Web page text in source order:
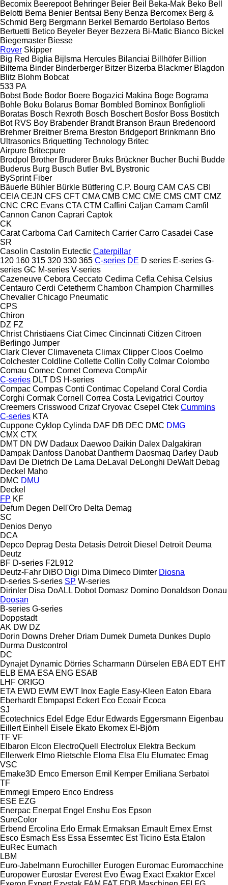
Becomix Beerepoot Behringer Beier Beil Beka-Mak Beko Bell
Belotti Bema Benier Bentsai Beny Benza Bercomex Berg &
Schmid Berg Bergmann Berkel Bernardo Bertolaso Bertos
Bertuetti Betico Beyeler Beyer Bezzera Bi-Matic Bianco Bickel
Biegemaster Biesse
Rover Skipper
Big Red Biglia Bijlsma Hercules Bilanciai Billhöfer Billion
Biltema Binder Binderberger Bitzer Bizerba Blackmer Blagdon
Blitz Blohm Bobcat
533 PA
Bobst Bode Bodor Boere Bogazici Makina Boge Bograma
Bohle Boku Bolarus Bomar Bombled Bominox Bonfiglioli
Boratas Bosch Rexroth Bosch Boschert Bosfor Boss Bostitch
Bot RVS Boy Brabender Brandt Branson Braun Bredenoord
Brehmer Breitner Brema Breston Bridgeport Brinkmann Brio
Ultrasonics Briquetting Technology Britec
Airpure Britecpure
Brodpol Brother Bruderer Bruks Brückner Bucher Buchi Budde
Buderus Burg Busch Butler BvL Bystronic
BySprint Fiber
Bäuerle Bühler Bürkle Bütfering C.P. Bourg CAM CAS CBI
CEIA CEJN CFS CFT CMA CMB CMC CME CMS CMT CMZ
CNC CRC Evans CTA CTM Caffini Caljan Camam Camfil
Cannon Canon Caprari Captok
CK
Carat Carboma Carl Carnitech Carrier Carro Casadei Case
SR
Casolin Castolin Eutectic Caterpillar
120 160 315 320 330 365 C-series DE D series E-series G-
series GC M-series V-series
Cazeneuve Cebora Ceccato Cedima Cefla Cehisa Celsius
Centauro Cerdi Cetetherm Chambon Champion Charmilles
Chevalier Chicago Pneumatic
CPS
Chiron
DZ FZ
Christ Christiaens Ciat Cimec Cincinnati Citizen Citroen
Berlingo Jumper
Clark Clever Climaveneta Climax Clipper Cloos Coelmo
Colchester Coldline Collette Collin Colly Colmar Colombo
Comau Comec Comet Comeva CompAir
C-series DLT DS H-series
Compac Compas Conti Contimac Copeland Coral Cordia
Corghi Cormak Cornell Correa Costa Levigatrici Courtoy
Creemers Crisswood Crizaf Cryovac Csepel Ctek Cummins
C-series KTA
Cuppone Cyklop Cylinda DAF DB DEC DMC DMG
CMX CTX
DMT DN DW Dadaux Daewoo Daikin Dalex Dalgakiran
Dampak Danfoss Danobat Dantherm Daosmaq Darley Daub
Davi De Dietrich De Lama DeLaval DeLonghi DeWalt Debag
Deckel Maho
DMC DMU
Deckel
FP KF
Defum Degen Dell'Oro Delta Demag
SC
Denios Denyo
DCA
Depco Deprag Desta Detasis Detroit Diesel Detroit Deuma
Deutz
BF D-series F2L912
Deutz-Fahr DiBO Digi Dima Dimeco Dimter Diosna
D-series S-series SP W-series
Dirinler Disa DoALL Dobot Domasz Domino Donaldson Donau
Doosan
B-series G-series
Doppstadt
AK DW DZ
Dorin Downs Dreher Driam Dumek Dumeta Dunkes Duplo
Durma Dustcontrol
DC
Dynajet Dynamic Dörries Scharmann Dürselen EBA EDT EHT
ELB EMA ESA ENG ESAB
LHF ORIGO
ETA EWD EWM EWT Inox Eagle Easy-Kleen Eaton Ebara
Eberhardt Ebmpapst Eckert Eco Ecoair Ecoca
SJ
Ecotechnics Edel Edge Edur Edwards Eggersmann Eigenbau
Eillert Einhell Eisele Ekato Ekomex El-Björn
TF VF
Elbaron Elcon ElectroQuell Electrolux Elektra Beckum
Ellerwerk Elmo Rietschle Eloma Elsa Elu Elumatec Emag
VSC
Emake3D Emco Emerson Emil Kemper Emiliana Serbatoi
TF
Emmegi Empero Enco Endress
ESE EZG
Enerpac Enerpat Engel Enshu Eos Epson
SureColor
Erbend Ercolina Erlo Ermak Ermaksan Ernault Ernex Ernst
Esco Esmach Ess Essa Essemtec Est Ticino Esta Etalon
EuRec Eumach
LBM
Euro-Jabelmann Eurochiller Eurogen Euromac Euromacchine
Europower Eurostar Everest Evo Ewag Exact Exaktor Excel